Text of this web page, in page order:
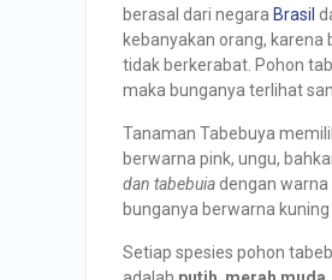
berasal dari negara Brasil
kebanyakan orang,
tidak berkerabat. Pohon
maka bunganya terlihat
Tanaman Tabebuya
berwarna pink, ungu,
dan tabebuia dengan
bunganya berwarna
Setiap spesies pohon